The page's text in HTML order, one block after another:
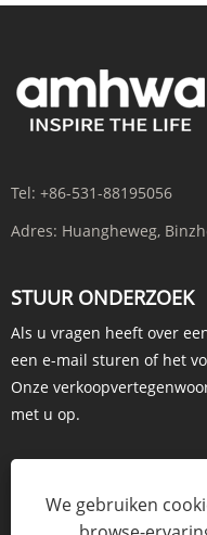
Tel: +86-531-88195056
Adres: Huangheweg,
STUUR ONDERZOEK
Als u vragen heeft over
een e-mail sturen of het
Onze
met u op.
ONDERZOEK NU
We gebruiken